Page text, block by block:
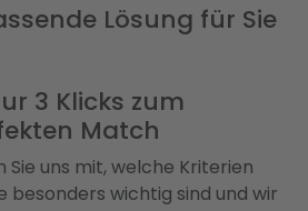
Lösung für Sie
3 Klicks zum
Match
Sie uns mit, welche Kriterien
besonders wichtig sind und wir